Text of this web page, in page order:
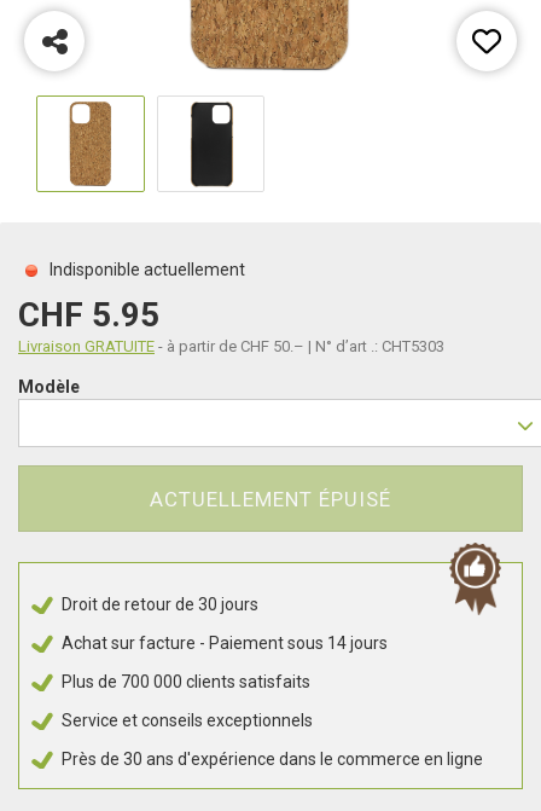
Indisponible actuellement
CHF 5.95
Livraison GRATUITE - à partir de CHF 50.– | N° d’art .: CHT5303
Modèle
ACTUELLEMENT ÉPUISÉ
Droit de retour de 30 jours
Achat sur facture - Paiement sous 14 jours
Plus de 700 000 clients satisfaits
Service et conseils exceptionnels
Près de 30 ans d'expérience dans le commerce en ligne